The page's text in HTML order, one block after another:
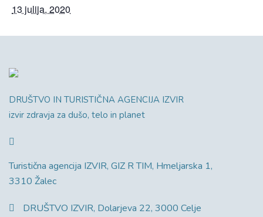
13 julija, 2020
DRUŠTVO IN TURISTIČNA AGENCIJA IZVIR
izvir zdravja za dušo, telo in planet
Turistična agencija IZVIR, GIZ R TIM, Hmeljarska 1,
3310 Žalec
DRUŠTVO IZVIR, Dolarjeva 22, 3000 Celje